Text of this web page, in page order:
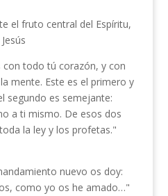
el fruto central del Espíritu,
con todo tú corazón, y con
mente. Este es el primero y
segundo es semejante:
a ti mismo. De esos dos
la ley y los profetas."
nuevo os doy:
como yo os he ama­do…"